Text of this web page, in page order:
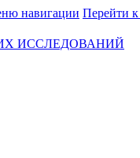
навигации Перейти
ИССЛЕДОВАНИЙ